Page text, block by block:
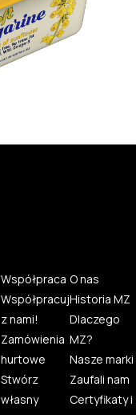
Współpraca
Współpracuj
z nami!
Zamówienia
hurtowe
Stwórz
własny
O nas
Historia MZ
Dlaczego
MZ?
Nasze marki
Zaufali nam
Certyfikaty i